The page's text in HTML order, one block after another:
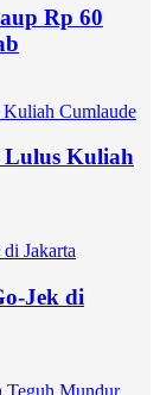
Rp 60
Lulus Kuliah
Jek di